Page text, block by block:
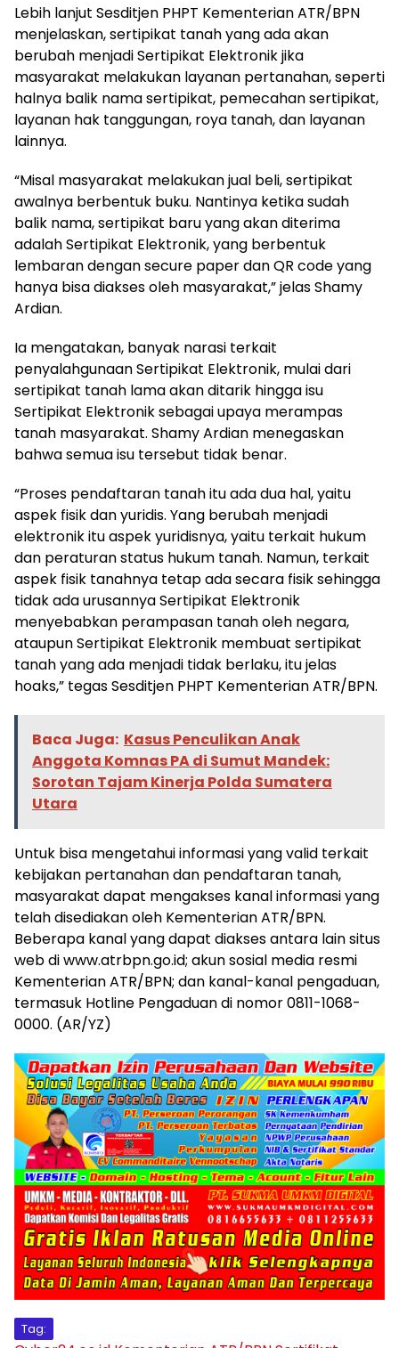
Lebih lanjut Sesditjen PHPT Kementerian ATR/BPN
menjelaskan, sertipikat tanah yang ada akan
berubah menjadi Sertipikat Elektronik jika
masyarakat melakukan layanan pertanahan, seperti
halnya balik nama sertipikat, pemecahan sertipikat,
layanan hak tanggungan, roya tanah, dan layanan
lainnya.
“Misal masyarakat melakukan jual beli, sertipikat
awalnya berbentuk buku. Nantinya ketika sudah
balik nama, sertipikat baru yang akan diterima
adalah Sertipikat Elektronik, yang berbentuk
lembaran dengan secure paper dan QR code yang
hanya bisa diakses oleh masyarakat,” jelas Shamy
Ardian.
Ia mengatakan, banyak narasi terkait
penyalahgunaan Sertipikat Elektronik, mulai dari
sertipikat tanah lama akan ditarik hingga isu
Sertipikat Elektronik sebagai upaya merampas
tanah masyarakat. Shamy Ardian menegaskan
bahwa semua isu tersebut tidak benar.
“Proses pendaftaran tanah itu ada dua hal, yaitu
aspek fisik dan yuridis. Yang berubah menjadi
elektronik itu aspek yuridisnya, yaitu terkait hukum
dan peraturan status hukum tanah. Namun, terkait
aspek fisik tanahnya tetap ada secara fisik sehingga
tidak ada urusannya Sertipikat Elektronik
menyebabkan perampasan tanah oleh negara,
ataupun Sertipikat Elektronik membuat sertipikat
tanah yang ada menjadi tidak berlaku, itu jelas
hoaks,” tegas Sesditjen PHPT Kementerian ATR/BPN.
Baca Juga: Kasus Penculikan Anak
Anggota Komnas PA di Sumut Mandek:
Sorotan Tajam Kinerja Polda Sumatera
Utara
Untuk bisa mengetahui informasi yang valid terkait
kebijakan pertanahan dan pendaftaran tanah,
masyarakat dapat mengakses kanal informasi yang
telah disediakan oleh Kementerian ATR/BPN.
Beberapa kanal yang dapat diakses antara lain situs
web di www.atrbpn.go.id; akun sosial media resmi
Kementerian ATR/BPN; dan kanal-kanal pengaduan,
termasuk Hotline Pengaduan di nomor 0811-1068-
0000. (AR/YZ)
Tag: